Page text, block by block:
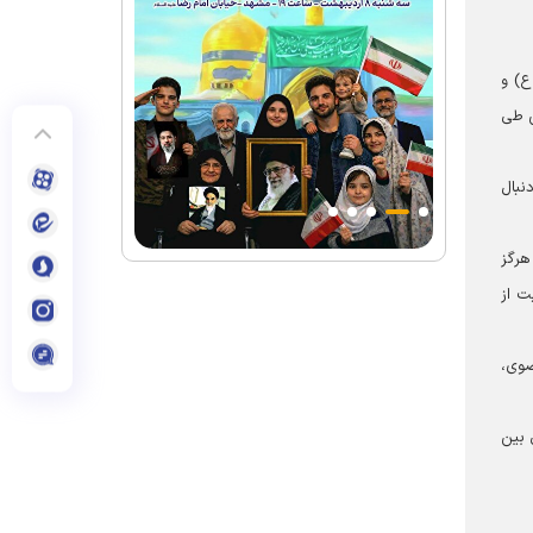
و
طی
از
بین